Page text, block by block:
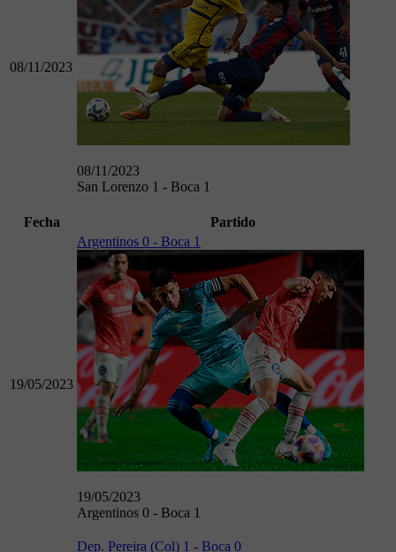
08/11/2023
08/11/2023
San Lorenzo 1 - Boca 1
Fecha Partido
19/05/2023
Argentinos 0 - Boca 1
19/05/2023
Argentinos 0 - Boca 1
Dep. Pereira (Col) 1 - Boca 0